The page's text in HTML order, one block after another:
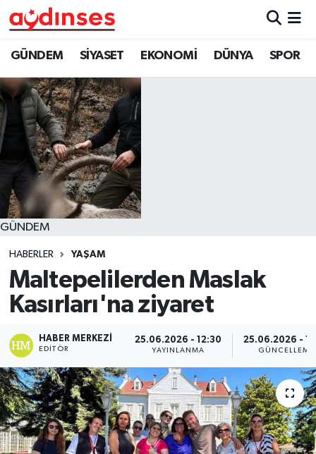
GÜNDEM SİYASET EKONOMİ DÜNYA SPOR
GÜNDEM
HABERLER YAŞAM
Maltepelilerden Maslak
Kasırları'na ziyaret
HABER MERKEZI
EDITÖR
25.06.2026 - 12:30
YAYINLANMA
25.06.2026 -
GÜNCELLEME
GÜNDEM
SİYASET
EKONOMİ
DÜNYA
SPOR
MAGAZİN
YAŞAM
Nöbetçi Eczaneler
Hava Durumu
Aydin Namaz Vakitleri
Trafik Durumu
Süper Lig Puan Durumu ve Fikstür
Tüm Manşetler
Son Dakika Haberleri
Haber Arşivi